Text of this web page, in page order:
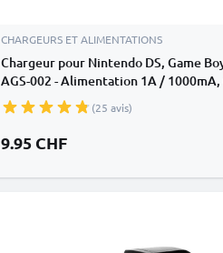
CHARGEURS ET ALIMENTATIONS
Chargeur pour Nintendo DS, Game
AGS-002 - Alimentation 1A /
Câble de Charge 1.10m
(25 avis)
9.95 CHF